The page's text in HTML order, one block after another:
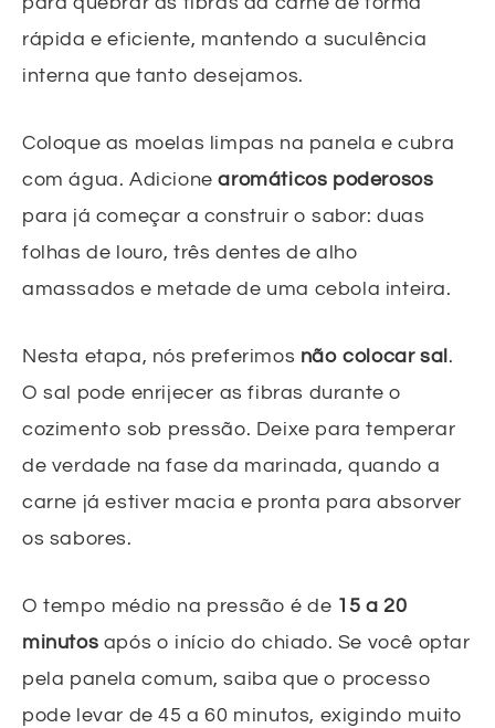
rápida e eficiente, mantendo a suculência
interna que tanto desejamos.
Coloque as moelas limpas na panela e cubra
com água. Adicionearomáticos poderosos
para já começar a construir o sabor: duas
folhas de louro, três dentes de alho
amassados e metade de uma cebola inteira.
Nesta etapa, nós preferimos não colocar sal.
O sal pode enrijecer as fibras durante o
cozimento sob pressão. Deixe para temperar
de verdade na fase da marinada, quando a
carne já estiver macia e pronta para absorver
os sabores.
O tempo médio na pressão é de 15 a 20
minutos após o início do chiado. Se você optar
pela panela comum, saiba que o processo
pode levar de 45 a 60 minutos, exigindo muito